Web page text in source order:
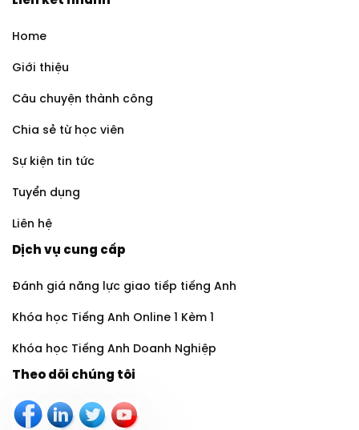
Home
Giới thiệu
Câu chuyện thành công
Chia sẻ từ học viên
Sự kiện tin tức
Tuyển dụng
Liên hệ
Dịch vụ cung cấp
Đánh giá năng lực giao tiếp tiếng Anh
Khóa học Tiếng Anh Online 1 Kèm 1
Khóa học Tiếng Anh Doanh Nghiệp
Theo dõi chúng tôi